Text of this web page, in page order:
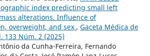
index predicting small left
alterations. Influence of
overweight, and sex , Gaceta Médica de
133 Núm. 2 (2025)
da Cunha-Ferreira, Fernando